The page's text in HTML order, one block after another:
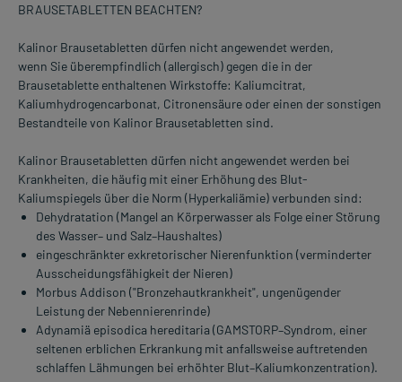
BRAUSETABLETTEN BEACHTEN?
Kalinor Brausetabletten dürfen nicht angewendet werden,
wenn Sie überempfindlich (allergisch) gegen die in der
Brausetablette enthaltenen Wirkstoffe: Kaliumcitrat,
Kaliumhydrogencarbonat, Citronensäure oder einen der sonstigen
Bestandteile von Kalinor Brausetabletten sind.
Kalinor Brausetabletten dürfen nicht angewendet werden bei
Krankheiten, die häufig mit einer Erhöhung des Blut-
Kaliumspiegels über die Norm (Hyperkaliämie) verbunden sind:
Dehydratation (Mangel an Körperwasser als Folge einer Störung
des Wasser– und Salz–Haushaltes)
eingeschränkter exkretorischer Nierenfunktion (verminderter
Ausscheidungsfähigkeit der Nieren)
Morbus Addison ("Bronzehautkrankheit", ungenügender
Leistung der Nebennierenrinde)
Adynamiä episodica hereditaria (GAMSTORP–Syndrom, einer
seltenen erblichen Erkrankung mit anfallsweise auftretenden
schlaffen Lähmungen bei erhöhter Blut–Kaliumkonzentration).